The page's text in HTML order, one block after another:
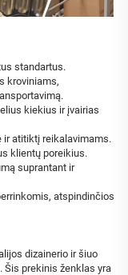
standartus.
kroviniams,
kiekius ir įvairias
ir atitiktį reikalavimams.
klientų poreikius.
suprantant ir
atspindinčios
dizainerio ir šiuo
Šis prekinis ženklas yra